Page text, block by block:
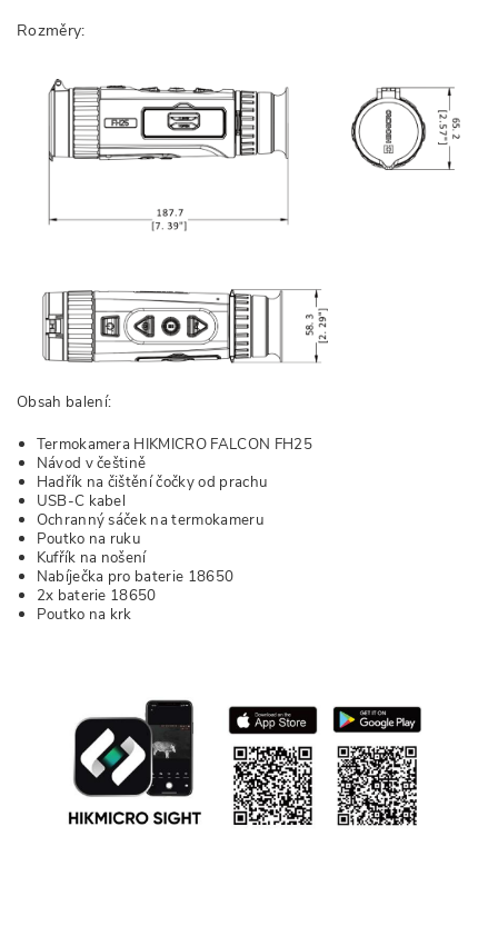
Rozměry:
Obsah balení:
Termokamera HIKMICRO FALCON FH25
Návod v češtině
Hadřík na čištění čočky od prachu
USB-C kabel
Ochranný sáček na termokameru
Poutko na ruku
Kufřík na nošení
Nabíječka pro baterie 18650
2x baterie 18650
Poutko na krk